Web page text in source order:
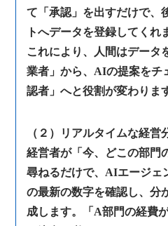
て「承認」を出すだけで、
トへデータを登録してくれ
これにより、人間はデータ
業者」から、AIの提案をチ
認者」へと役割が変わりま
（２）リアルタイムな経営
経営者が「今、どこの部門
尋ねるだけで、AIエージェ
の最新の数字を確認し、分
成します。「A部門の経費